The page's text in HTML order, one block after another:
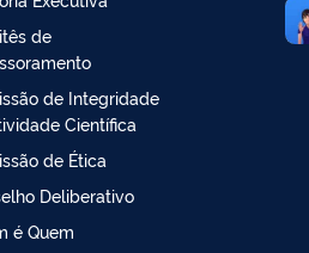
de
de Integridade
Científica
de Ética
Deliberativo
é Quem